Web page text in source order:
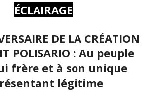
ÉCLAIRAGE
DE LA CRÉATION
POLISARIO : Au peuple
frère et à son unique
légitime